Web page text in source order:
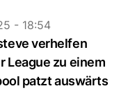
- 18:54
verhelfen
League zu einem
patzt auswärts